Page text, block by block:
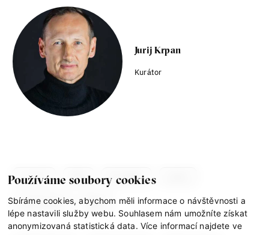
Používáme soubory cookies
Sbíráme cookies, abychom měli informace o návštěvnosti a
lépe nastavili služby webu. Souhlasem nám umožníte získat
anonymizovaná statistická data. Více informací najdete ve
Jurij Krpan
Kurátor
co je if tým kontakty
partnerství gdpr